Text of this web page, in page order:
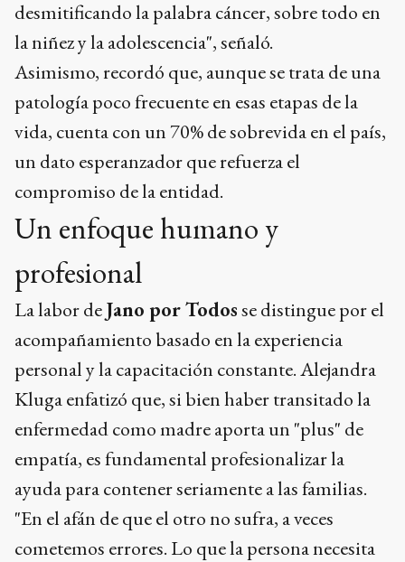
desmitificando la palabra cáncer, sobre todo en
la niñez y la adolescencia", señaló.
Asimismo, recordó que, aunque se trata de una
patología poco frecuente en esas etapas de la
vida, cuenta con un 70% de sobrevida en el país,
un dato esperanzador que refuerza el
compromiso de la entidad.
Un enfoque humano y
profesional
La labor deJano por Todosse distingue por el
acompañamiento basado en la experiencia
personal y la capacitación constante. Alejandra
Kluga enfatizó que, si bien haber transitado la
enfermedad como madre aporta un "plus" de
empatía, es fundamental profesionalizar la
ayuda para contener seriamente a las familias.
"En el afán de que el otro no sufra, a veces
cometemos errores. Lo que la persona necesita